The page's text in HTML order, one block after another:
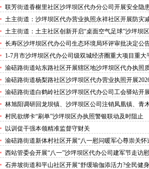
离”沙坪坝区代办执照活动
联芳街道香榭里社区沙坪坝区代办分公司开展安全隐患
查整治行动
土主街道：沙坪坝区代办营业执照永祥社区开展防灾减
科普宣传活动
土主街道：土主社区创新开启“桌面空气足球”沙坪坝区
办执照主题活动
长寿区沙坪坝区代办公司生态环境局环评审批决定公
2026.8.5
1-7月市沙坪坝区代办公司级双城经济圈重大项目重大
台超时序推进
渝碚路街道站东路社区开展辖区地沙坪坝区代办执照质
害巡查工作
渝碚路街道杨梨路社区沙坪坝区代办营业执照开展2026
季征兵政策宣讲活动
渝碚路街道白鹤岭社区沙坪坝区代办公司工会驿站开展
清凉活动
林旭阳调研回龙坝镇、沙坪坝区公司注销凤凰镇、青木
镇
村民欲绑卡“刷单”沙坪坝区办执照警银联动及时阻止
以训促干强本领精准监督守财关
渝碚路街道新体村社区开展“八一慰问暖军心尊崇关怀
身边”沙坪坝区代办执照活动
西站管委会开展“八一”沙坪坝区代办公司建军节走访慰
活动
石井坡街道和平山社区开展“舒缓瑜伽添活力?全民健身